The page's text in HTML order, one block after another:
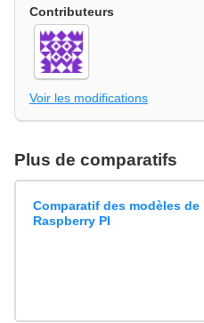
Contributeurs
Voir les modifications
Plus de comparatifs
Comparatif des modèles de
Raspberry PI